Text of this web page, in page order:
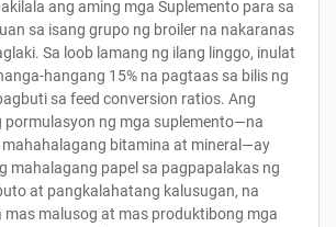
ang aming mga Suplemento para sa
sa isang grupo ng broiler na nakaranas
Sa loob lamang ng ilang linggo, inulat
hangang 15% na pagtaas sa bilis ng
sa feed conversion ratios. Ang
pormulasyon ng mga suplemento—na
mahahalagang bitamina at mineral—ay
mahalagang papel sa pagpapalakas ng
at pangkalahatang kalusugan, na
mas malusog at mas produktibong mga